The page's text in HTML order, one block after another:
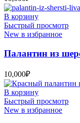
В корзину
Быстрый просмотр
New в избранное
Палантин из
10,000₽
В корзину
Быстрый просмотр
New в избранное